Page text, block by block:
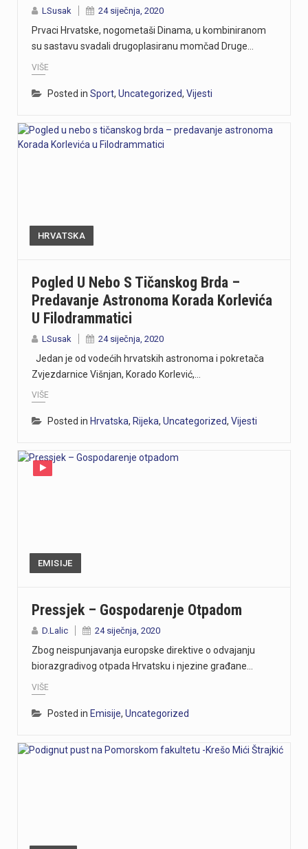
LSusak 24 siječnja, 2020
Prvaci Hrvatske, nogometaši Dinama, u kombiniranom
su sastavu svadali drugoplasiranu momčad Druge…
VIŠE
Posted in Sport, Uncategorized, Vijesti
HRVATSKA
Pogled U Nebo S Tičanskog Brda –
Predavanje Astronoma Korada Korlevića
U Filodrammatici
LSusak 24 siječnja, 2020
Jedan je od vodećih hrvatskih astronoma i pokretača
Zvjezdarnice Višnjan, Korado Korlević,…
VIŠE
Posted in Hrvatska, Rijeka, Uncategorized, Vijesti
EMISIJE
Pressjek – Gospodarenje Otpadom
D.Lalic 24 siječnja, 2020
Zbog neispunjavanja europske direktive o odvajanju
biorazgradivog otpada Hrvatsku i njezine građane…
VIŠE
Posted in Emisije, Uncategorized